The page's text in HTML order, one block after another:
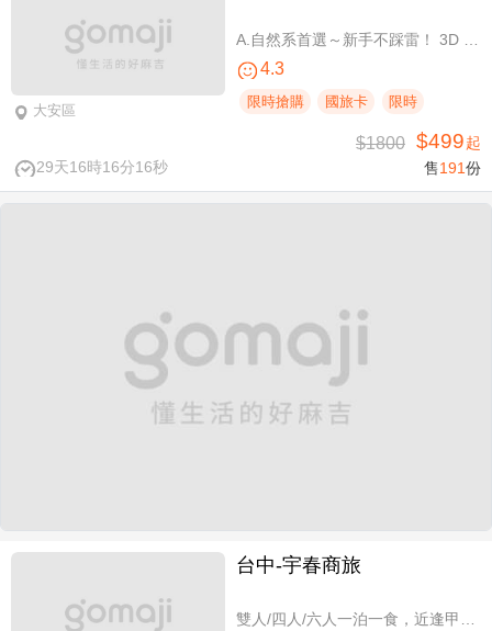
大安區
A.自然系首選～新手不踩雷！ 3D 120根睫毛嫁接 / B.人氣熱銷款～回購率超高！新中式仙子款300根睫毛嫁接
4.3
限時搶購 國旅卡 限時
29天16時16分15秒
$1800 $499起
售191份
台中-宇春商旅